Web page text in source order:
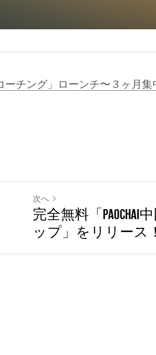
ーチング」ローンチ〜３ヶ月集
次へ
完全無料「PaoChai
ップ」をリリース！